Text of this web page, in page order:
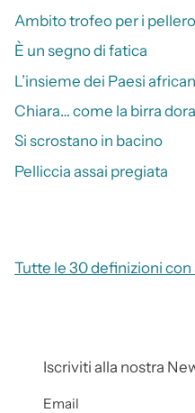
Ambito trofeo per i
È un segno di fatica
L’insieme dei Paesi
Chiara… come la birra
Si scrostano in bacino
Pelliccia assai pregiata
Tutte le 30 definizioni
Iscriviti alla nostra
Email